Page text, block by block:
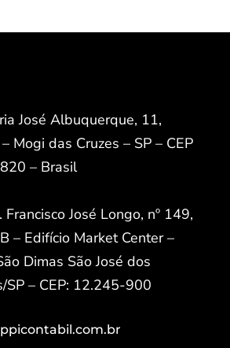
José Albuquerque, 11,
Mogi das Cruzes – SP – CEP
– Brasil
Francisco José Longo, nº 149,
– Edifício Market Center –
Dimas São José dos
SP – CEP: 12.245-900